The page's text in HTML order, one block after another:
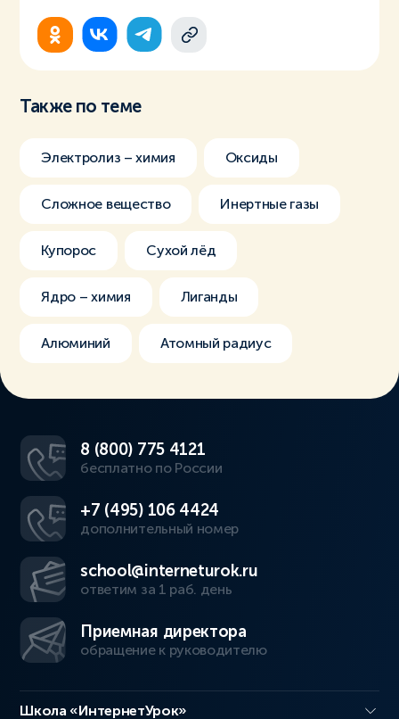
Также по теме
Электролиз – химия Оксиды
Сложное вещество Инертные газы
Купорос Сухой лёд
Ядро – химия Лиганды
Алюминий Атомный радиус
8 (800) 775 4121
бесплатно по России
+7 (495) 106 4424
дополнительный номер
school@interneturok.ru
ответим за 1 раб. день
Приемная директора
обращение к руководителю
Школа «ИнтернетУрок»